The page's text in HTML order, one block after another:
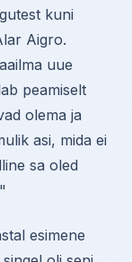
kuni
Aigro.
uue
peamiselt
olema ja
asi, mida ei
sa oled
esimene